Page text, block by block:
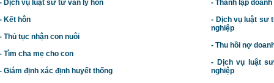
Dịch vụ luật sư tư vấn ly hôn
Kết hôn
Thủ tục nhận con nuôi
Tìm cha mẹ cho con
Giám định xác định huyết thống
- Thành lập
- Dịch vụ luật sư t
nghiệp
- Thu hồi nợ
- Dịch vụ luật
nghiệp